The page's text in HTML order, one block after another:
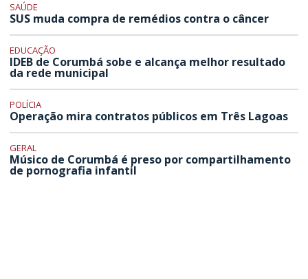
SAÚDE
SUS muda compra de remédios contra o câncer
EDUCAÇÃO
IDEB de Corumbá sobe e alcança melhor resultado
da rede municipal
POLÍCIA
Operação mira contratos públicos em Três Lagoas
GERAL
Músico de Corumbá é preso por compartilhamento
de pornografia infantil